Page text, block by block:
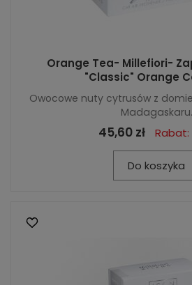
Orange Tea- Millefiori-
"Classic" Orange
Owocowe nuty cytrusów z
Madagaskaru.
45,60 zł Rabat:
Do koszyka